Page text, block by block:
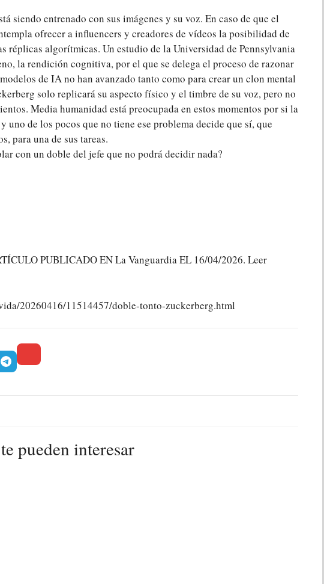
siendo entrenado con sus imágenes y su voz. En caso de que el
ofrecer a influencers y creadores de vídeos la posibilidad de
réplicas algorítmicas. Un estudio de la Universidad de Pennsylvania
la rendición cognitiva, por el que se delega el proceso de razonar
de IA no han avanzado tanto como para crear un clon mental
solo replicará su aspecto físico y el timbre de su voz, pero no
Media humanidad está preocupada en estos momentos por si la
uno de los pocos que no tiene ese problema decide que sí, que
para una de sus tareas.
con un doble del jefe que no podrá decidir nada?
PUBLICADO EN La Vanguardia EL 16/04/2026. Leer
20260416/11514457/doble-tonto-zuckerberg.html
pueden interesar